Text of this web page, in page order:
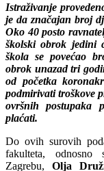
Istraživanje
je da značajan broj
Oko 40 posto
školski obrok jedini
škola se povećao
obrok unazad tri
od početka
podmirivati troškove
ovršnih postupaka
plaćati.
Do ovih surovih
fakulteta,
Zagrebu, Olja